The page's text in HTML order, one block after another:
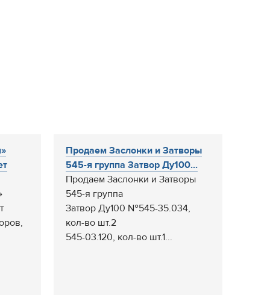
Продаем Заслонки и Затворы
545-я группа Затвор Ду100...
Продаем Заслонки и Затворы
545-я группа
Затвор Ду100 №545-35.034,
кол-во шт.2
545-03.120, кол-во шт.1...